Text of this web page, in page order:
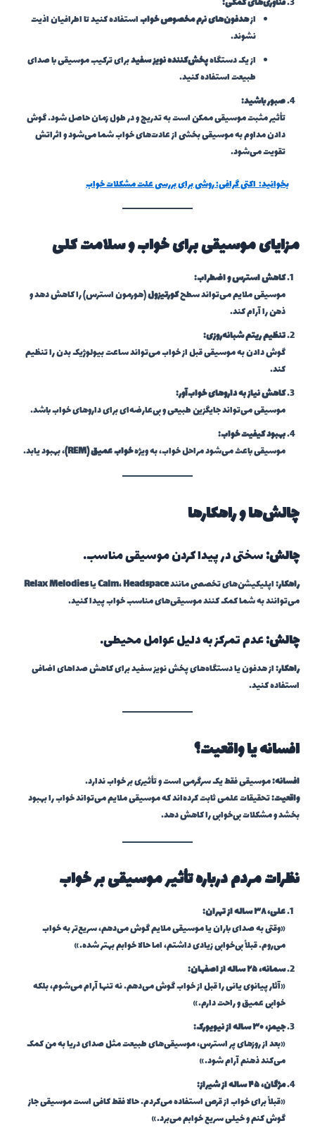
ازهدفون‌های نرم مخصوص خواباستفاده کنید تا اطرافیان اذیت
نشوند.
از یک دستگاهپخش‌کننده نویز سفیدبرای ترکیب موسیقی با صدای
طبیعت استفاده کنید.
صبور باشید:
تأثیر مثبت موسیقی ممکن است به تدریج و در طول زمان حاصل شود. گوش
دادن مداوم به موسیقی بخشی از عادت‌های خواب شما می‌شود و اثراتش
تقویت می‌شود.
بخوانید:اکتی گرافی: روشی برای بررسی علت مشکلات خواب
مزایای موسیقی برای خواب و سلامت کلی
کاهش استرس و اضطراب:
موسیقی ملایم می‌تواند سطحکورتیزول(هورمون استرس) را کاهش دهد و
ذهن را آرام کند.
تنظیم ریتم شبانه‌روزی:
گوش دادن به موسیقی قبل از خواب می‌تواند ساعت بیولوژیک بدن را تنظیم
کند.
کاهش نیاز به داروهای خواب‌آور:
موسیقی می‌تواند جایگزین طبیعی و بی‌عارضه‌ای برای داروهای خواب باشد.
بهبود کیفیت خواب:
موسیقی باعث می‌شود مراحل خواب، به ویژهخواب عمیق (REM) ، بهبود یابد.
چالش‌ها و راهکارها
چالش:سختی در پیدا کردن موسیقی مناسب.
راهکار:اپلیکیشن‌های تخصصی مانند Calm،Headspace یاRelax Melodies
می‌توانند به شما کمک کنند موسیقی‌های مناسب خواب پیدا کنید.
چالش:عدم تمرکز به دلیل عوامل محیطی.
راهکار:از هدفون یا دستگاه‌های پخش نویز سفید برای کاهش صداهای اضافی
استفاده کنید.
افسانه یا واقعیت؟
افسانه:موسیقی فقط یک سرگرمی است و تأثیری بر خواب ندارد.
واقعیت:تحقیقات علمی ثابت کرده‌اند که موسیقی ملایم می‌تواند خواب را بهبود
بخشد و مشکلات بی‌خوابی را کاهش دهد.
نظرات مردم درباره تأثیر موسیقی بر خواب
علی، ۳۸ ساله از تهران:
«وقتی به صدای باران یا موسیقی ملایم گوش می‌دهم، سریع‌تر به خواب
می‌روم. قبلاً بی‌خوابی زیادی داشتم، اما حالا خوابم بهتر شده.»
سمانه، ۲۵ ساله از اصفهان:
«آثار پیانوی یانی را قبل از خواب گوش می‌دهم. نه تنها آرام می‌شوم، بلکه
خوابی عمیق و راحت دارم.»
جیمز، ۳۰ ساله از نیویورک:
«بعد از روزهای پر استرس، موسیقی‌های طبیعت مثل صدای دریا به من کمک
می‌کند ذهنم آرام شود.»
مژگان، ۴۵ ساله از شیراز:
«قبلاً برای خواب از قرص استفاده می‌کردم. حالا فقط کافی است موسیقی جاز
گوش کنم و خیلی سریع خوابم می‌برد.»